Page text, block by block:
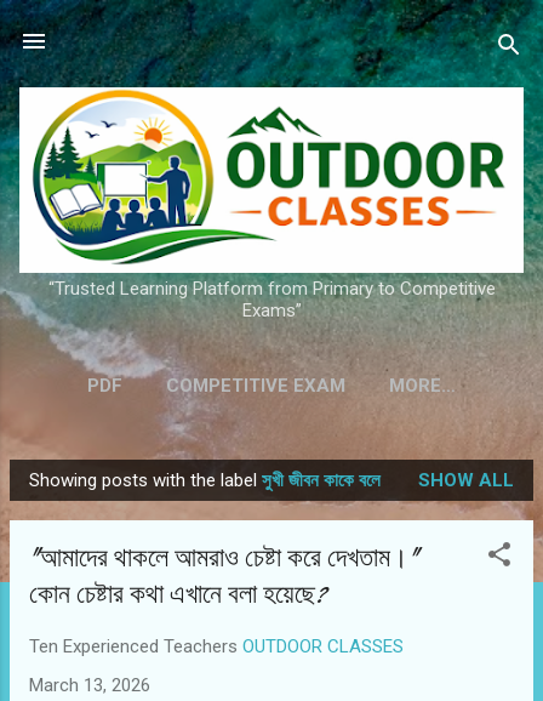
Skip to main content
“Trusted Learning Platform from Primary to Competitive
Exams”
PDF COMPETITIVE EXAM MORE…
P
o
Showing posts with the label সুখী জীবন কাকে বলে SHOW ALL
"আমাদের থাকলে আমরাও চেষ্টা করে দেখতাম।"
কোন চেষ্টার কথা এখানে বলা হয়েছে?
Ten Experienced Teachers OUTDOOR CLASSES
March 13, 2026